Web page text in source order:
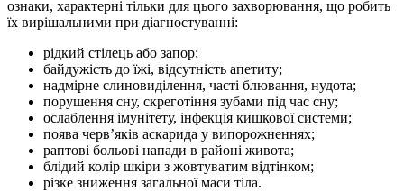
ознаки, характерні тільки для цього захворювання, що робить
їх вирішальними при діагностуванні:
рідкий стілець або запор;
байдужість до їжі, відсутність апетиту;
надмірне слиновиділення, часті блювання, нудота;
порушення сну, скреготіння зубами під час сну;
ослаблення імунітету, інфекція кишкової системи;
поява черв’яків аскарида у випорожненнях;
раптові больові напади в районі живота;
блідий колір шкіри з жовтуватим відтінком;
різке зниження загальної маси тіла.